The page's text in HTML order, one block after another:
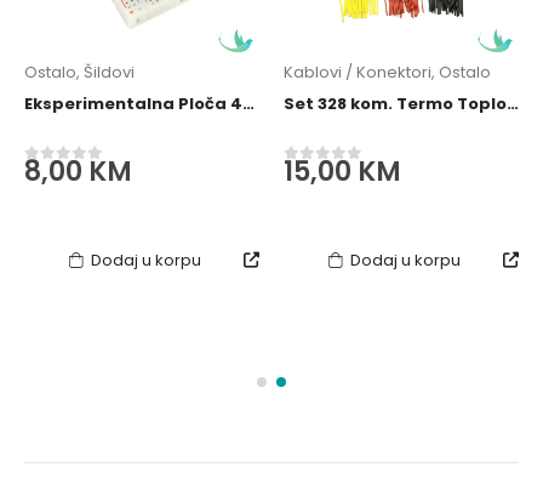
Ostalo, Šildovi
Eksperimentalna Ploča 400 - Breadboard
0out of 5
8,00 KM
Dodaj u korpu
Kablovi / Konektori, Ostalo
Set 328 kom. Termo Toploskupljajuca Izolacija Buzir - Heat Shrink
0out of 5
15,00 KM
Dodaj u korpu